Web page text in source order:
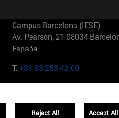
Campus Barcelona (IESE)
Av. Pearson, 21 08034
España
T.+34 93 253 42 00
01321001 Bela Vista Brasil
Reject All Accept